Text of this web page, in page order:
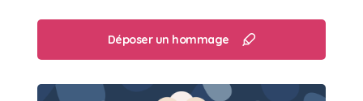
Déposer un hommage